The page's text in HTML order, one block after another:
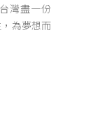
灣盡一份
為夢想而